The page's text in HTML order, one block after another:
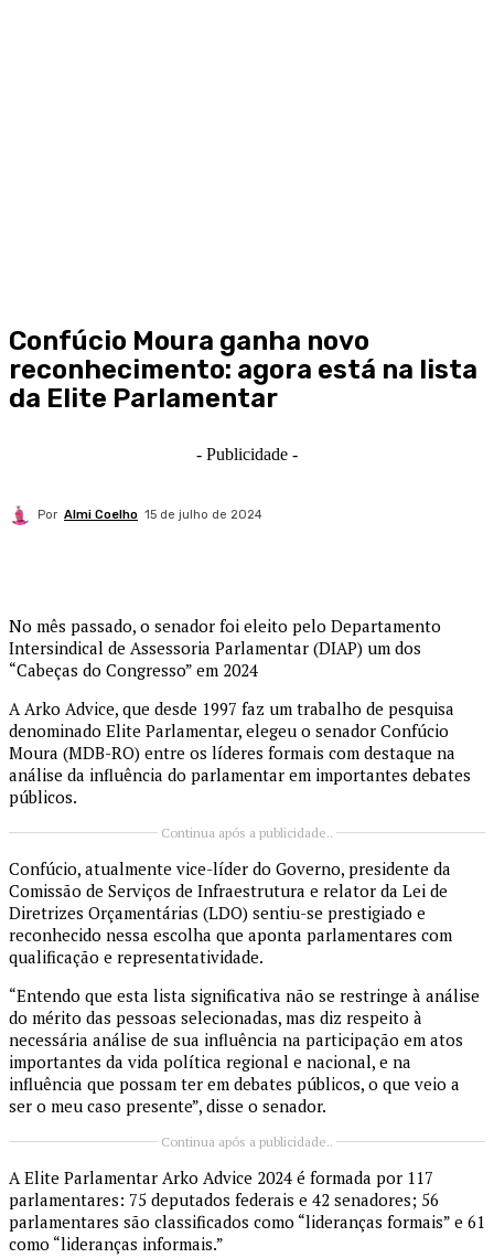
Confúcio Moura ganha novo
reconhecimento: agora está na lista
da Elite Parlamentar
- Publicidade -
Por Almi Coelho 15 de julho de 2024
No mês passado, o senador foi eleito pelo Departamento
Intersindical de Assessoria Parlamentar (DIAP) um dos
“Cabeças do Congresso” em 2024
A Arko Advice, que desde 1997 faz um trabalho de pesquisa
denominado Elite Parlamentar, elegeu o senador Confúcio
Moura (MDB-RO) entre os líderes formais com destaque na
análise da influência do parlamentar em importantes debates
públicos.
Continua após a publicidade..
Confúcio, atualmente vice-líder do Governo, presidente da
Comissão de Serviços de Infraestrutura e relator da Lei de
Diretrizes Orçamentárias (LDO) sentiu-se prestigiado e
reconhecido nessa escolha que aponta parlamentares com
qualificação e representatividade.
“Entendo que esta lista significativa não se restringe à análise
do mérito das pessoas selecionadas, mas diz respeito à
necessária análise de sua influência na participação em atos
importantes da vida política regional e nacional, e na
influência que possam ter em debates públicos, o que veio a
ser o meu caso presente”, disse o senador.
Continua após a publicidade..
A Elite Parlamentar Arko Advice 2024 é formada por 117
parlamentares: 75 deputados federais e 42 senadores; 56
parlamentares são classificados como “lideranças formais” e 61
como “lideranças informais.”